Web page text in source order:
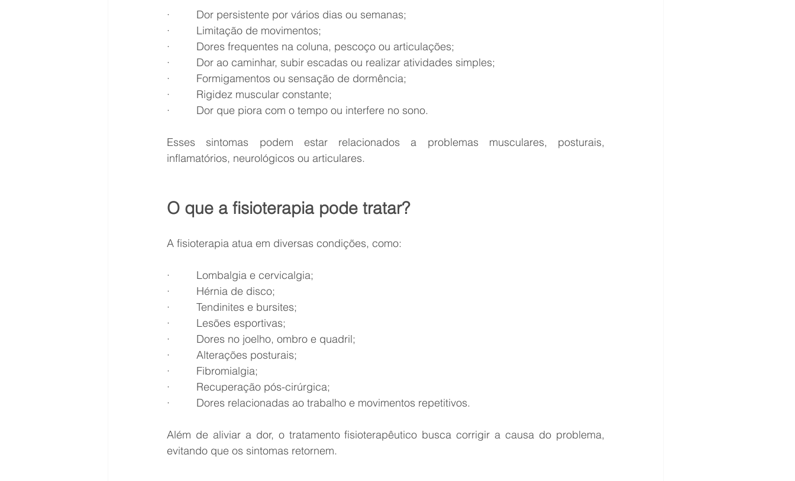
·         Dor persistente por vários dias ou semanas;
·         Limitação de movimentos;
·         Dores frequentes na coluna, pescoço ou articulações;
·         Dor ao caminhar, subir escadas ou realizar atividades simples;
·         Formigamentos ou sensação de dormência;
·         Rigidez muscular constante;
·         Dor que piora com o tempo ou interfere no sono.
Esses sintomas podem estar relacionados a problemas musculares, posturais,
inflamatórios, neurológicos ou articulares.
O que a fisioterapia pode tratar?
A fisioterapia atua em diversas condições, como:
·         Lombalgia e cervicalgia;
·         Hérnia de disco;
·         Tendinites e bursites;
·         Lesões esportivas;
·         Dores no joelho, ombro e quadril;
·         Alterações posturais;
·         Fibromialgia;
·         Recuperação pós-cirúrgica;
·         Dores relacionadas ao trabalho e movimentos repetitivos.
Além de aliviar a dor, o tratamento fisioterapêutico busca corrigir a causa do problema,
evitando que os sintomas retornem.